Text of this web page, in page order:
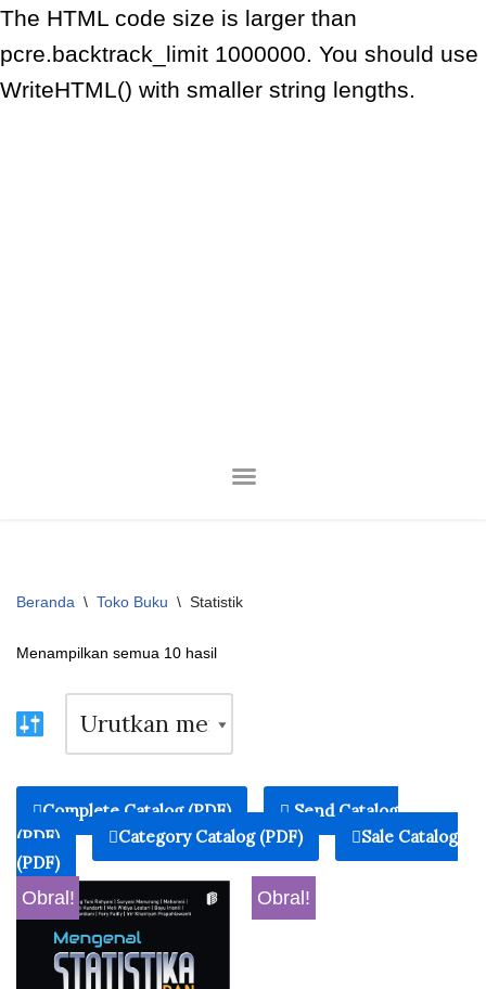
The HTML code size is larger than
pcre.backtrack_limit 1000000. You should use
WriteHTML() with smaller string lengths.
Beranda \ Toko Buku \ Statistik
Menampilkan semua 10 hasil
Complete Catalog (PDF)
Send Catalog
(PDF)
Category Catalog (PDF)
Sale Catalog
(PDF)
Obral! Obral!